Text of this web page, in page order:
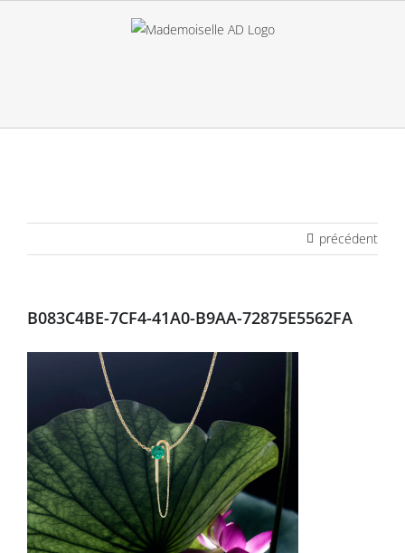
précédent
B083C4BE-7CF4-41A0-B9AA-72875E5562FA